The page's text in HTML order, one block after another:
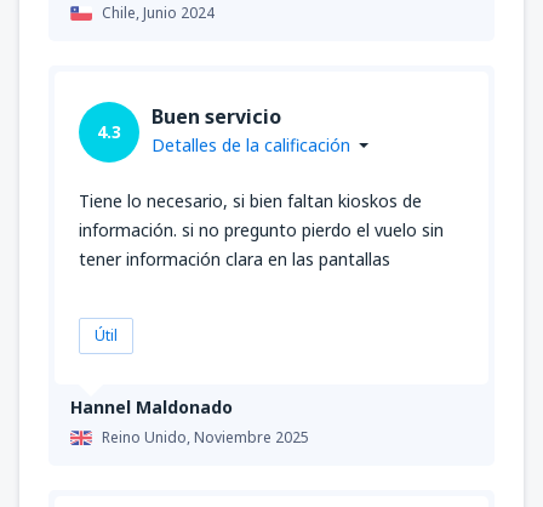
Chile,Junio 2024
Hannel Maldonado
Reino Unido,Noviembre 2025
4.3
Buen servicio
Detalles de la calificación
Tiene lo necesario, si bien faltan kioskos de
información. si no pregunto pierdo el vuelo sin
tener información clara en las pantallas
Útil